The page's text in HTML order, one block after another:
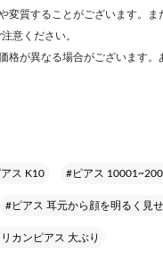
変質することがございます。
意ください。
格が異なる場合がございます。
ス K10 #ピアス
#ピアス 耳元から顔を明るく見
カンピアス 大ぶり